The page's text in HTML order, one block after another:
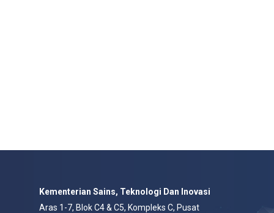
Kementerian Sains, Teknologi Dan Inovasi
Aras 1-7, Blok C4 & C5, Kompleks C, Pusat